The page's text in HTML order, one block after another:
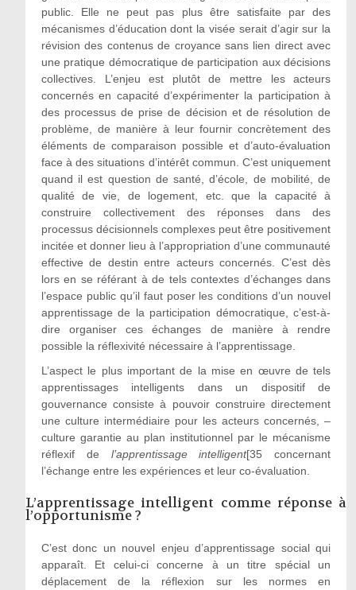
public. Elle ne peut pas plus être satisfaite par des
mécanismes d’éducation dont la visée serait d’agir sur la
révision des contenus de croyance sans lien direct avec
une pratique démocratique de participation aux décisions
collectives. L’enjeu est plutôt de mettre les acteurs
concernés en capacité d’expérimenter la participation à
des processus de prise de décision et de résolution de
problème, de manière à leur fournir concrètement des
éléments de comparaison possible et d’auto-évaluation
face à des situations d’intérêt commun. C’est uniquement
quand il est question de santé, d’école, de mobilité, de
qualité de vie, de logement, etc. que la capacité à
construire collectivement des réponses dans des
processus décisionnels complexes peut être positivement
incitée et donner lieu à l’appropriation d’une communauté
effective de destin entre acteurs concernés. C’est dès
lors en se référant à de tels contextes d’échanges dans
l’espace public qu’il faut poser les conditions d’un nouvel
apprentissage de la participation démocratique, c’est-à-
dire organiser ces échanges de manière à rendre
possible la réflexivité nécessaire à l’apprentissage.
L’aspect le plus important de la mise en œuvre de tels
apprentissages intelligents dans un dispositif de
gouvernance consiste à pouvoir construire directement
une culture intermédiaire pour les acteurs concernés, –
culture garantie au plan institutionnel par le mécanisme
réflexif de l’apprentissage intelligent[35 concernant
l’échange entre les expériences et leur co-évaluation.
L’apprentissage intelligent comme réponse à
l’opportunisme ?
C’est donc un nouvel enjeu d’apprentissage social qui
apparaît. Et celui-ci concerne à un titre spécial un
déplacement de la réflexion sur les normes en